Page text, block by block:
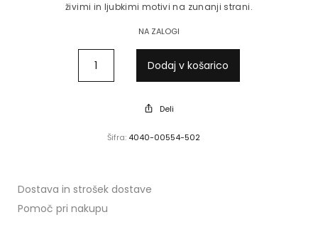
živimi in ljubkimi motivi na zunanji strani.
NA ZALOGI
Dodaj v košarico
Deli
Šifra: 4040-00554-502
Dostava in strošek dostave
Pomoč pri nakupu